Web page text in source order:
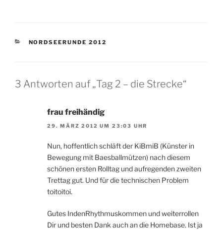
KATEGORIEN
NORDSEERUNDE 2012
3 Antworten auf „Tag 2 – die Strecke“
frau freihändig
29. MÄRZ 2012 UM 23:03 UHR
Nun, hoffentlich schläft der KiBmiB (Künster in
Bewegung mit Baesballmützen) nach diesem
schönen ersten Rolltag und aufregenden zweiten
Trettag gut. Und für die technischen Problem
toitoitoi.
Gutes IndenRhythmuskommen und weiterrollen
Dir und besten Dank auch an die Homebase. Ist ja